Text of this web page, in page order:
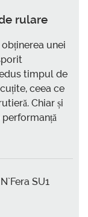
rulare
unei
timpul de
ceea ce
Chiar și
performanță
SU1